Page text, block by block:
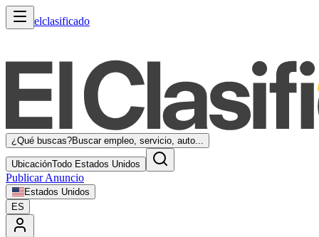
elclasificado
¿Qué buscas?Buscar empleo, servicio, auto...
UbicaciónTodo Estados Unidos
Publicar Anuncio
Estados Unidos
ES